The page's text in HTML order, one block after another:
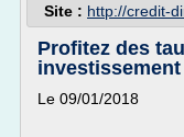
Site : http://credit-
Profitez des
investissement
Le 09/01/2018